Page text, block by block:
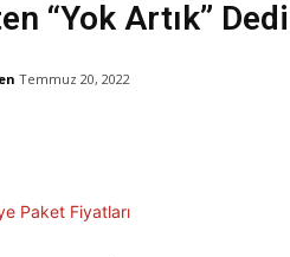
“Yok Artık”
Temmuz 20, 2022